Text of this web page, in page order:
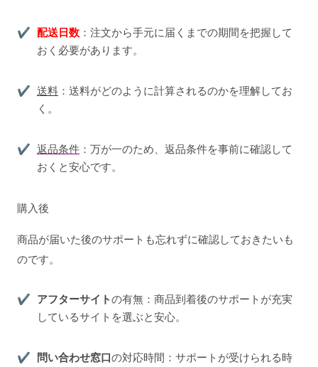
配送日数 ：注文から手元に届くまでの期間を把握して
おく必要があります。
送料 ：送料がどのように計算されるのかを理解してお
く。
返品条件 ：万が一のため、返品条件を事前に確認して
おくと安心です。
購入後
商品が届いた後のサポートも忘れずに確認しておきたいも
のです。
アフターサイトの有無：商品到着後のサポートが充実
しているサイトを選ぶと安心。
問い合わせ窓口の対応時間：サポートが受けられる時